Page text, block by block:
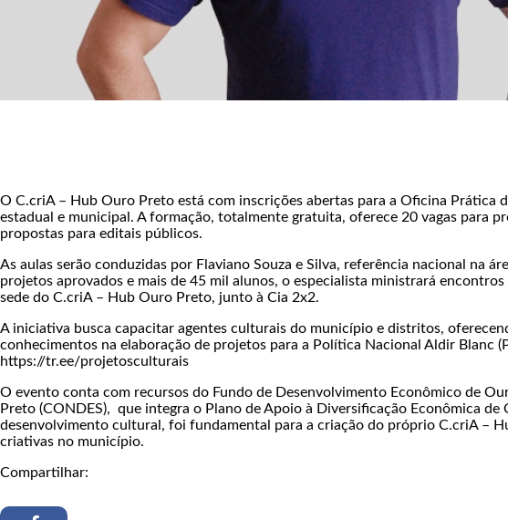
O C.criA – Hub Ouro Preto está com inscrições abertas para a Oficina
estadual e municipal. A formação, totalmente gratuita, oferece 20 vagas para
propostas para editais públicos.
As aulas serão conduzidas por Flaviano Souza e Silva, referência nacional na
projetos aprovados e mais de 45 mil alunos, o especialista ministrará
sede do C.criA – Hub Ouro Preto, junto à Cia 2x2.
A iniciativa busca capacitar agentes culturais do município e distritos,
conhecimentos na elaboração de projetos para a Política Nacional Aldir Blanc
https://tr.ee/projetosculturais
O evento conta com recursos do Fundo de Desenvolvimento Econômico de
Preto (CONDES), que integra o Plano de Apoio à Diversificação Econômica
desenvolvimento cultural, foi fundamental para a criação do próprio C.criA –
criativas no município.
Compartilhar: